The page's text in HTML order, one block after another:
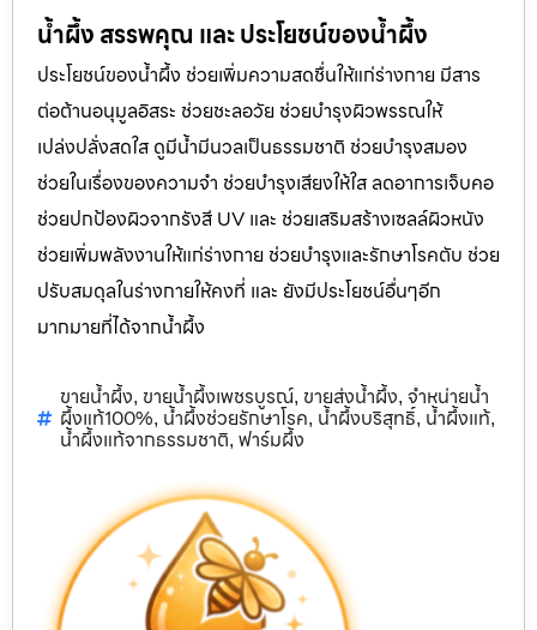
น้ำผึ้ง สรรพคุณ และ ประโยชน์ของน้ำผึ้ง
ประโยชน์ของน้ำผึ้ง ช่วยเพิ่มความสดชื่นให้แก่ร่างกาย มีสาร
ต่อต้านอนุมูลอิสระ ช่วยชะลอวัย ช่วยบำรุงผิวพรรณให้
เปล่งปลั่งสดใส ดูมีน้ำมีนวลเป็นธรรมชาติ ช่วยบำรุงสมอง
ช่วยในเรื่องของความจำ ช่วยบำรุงเสียงให้ใส ลดอาการเจ็บคอ
ช่วยปกป้องผิวจากรังสี UV และ ช่วยเสริมสร้างเซลล์ผิวหนัง
ช่วยเพิ่มพลังงานให้แก่ร่างกาย ช่วยบำรุงและรักษาโรคตับ ช่วย
ปรับสมดุลในร่างกายให้คงที่ และ ยังมีประโยชน์อื่นๆอีก
มากมายที่ได้จากน้ำผึ้ง
ขายน้ำผึ้ง, ขายน้ำผึ้งเพชรบูรณ์, ขายส่งน้ำผึ้ง, จำหน่ายน้ำ
ผึ้งแท้100%, น้ำผึ้งช่วยรักษาโรค, น้ำผึ้งบริสุทธิ์, น้ำผึ้งแท้,
น้ำผึ้งแท้จากธรรมชาติ, ฟาร์มผึ้ง